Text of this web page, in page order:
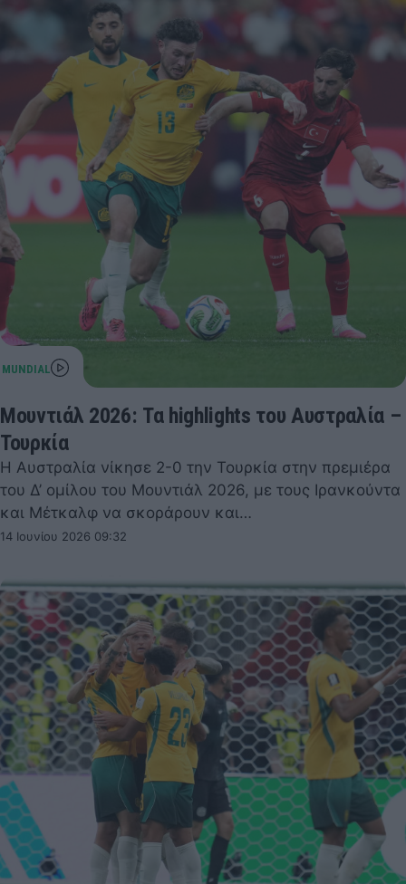
Μουντιάλ 2026: Τα highlights του Αυστραλία –
Τουρκία
Η Αυστραλία νίκησε 2-0 την Τουρκία στην πρεμιέρα
του Δ’ ομίλου του Μουντιάλ 2026, με τους Ιρανκούντα
και Μέτκαλφ να σκοράρουν και…
14 Ιουνίου 2026 09:32